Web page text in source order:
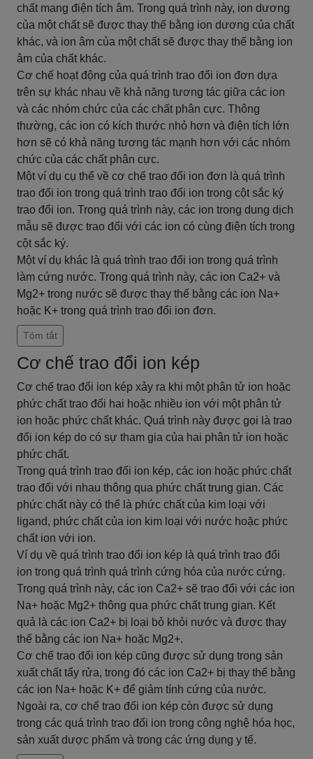
chất mang điện tích âm. Trong quá trình này, ion dương
của một chất sẽ được thay thế bằng ion dương của chất
khác, và ion âm của một chất sẽ được thay thế bằng ion
âm của chất khác.
Cơ chế hoạt động của quá trình trao đổi ion đơn dựa
trên sự khác nhau về khả năng tương tác giữa các ion
và các nhóm chức của các chất phân cực. Thông
thường, các ion có kích thước nhỏ hơn và điện tích lớn
hơn sẽ có khả năng tương tác mạnh hơn với các nhóm
chức của các chất phân cực.
Một ví dụ cụ thể về cơ chế trao đổi ion đơn là quá trình
trao đổi ion trong quá trình trao đổi ion trong cột sắc ký
trao đổi ion. Trong quá trình này, các ion trong dung dịch
mẫu sẽ được trao đổi với các ion có cùng điện tích trong
cột sắc ký.
Một ví dụ khác là quá trình trao đổi ion trong quá trình
làm cứng nước. Trong quá trình này, các ion Ca2+ và
Mg2+ trong nước sẽ được thay thế bằng các ion Na+
hoặc K+ trong quá trình trao đổi ion đơn.
Tóm tắt
Cơ chế trao đổi ion kép
Cơ chế trao đổi ion kép xảy ra khi một phân tử ion hoặc
phức chất trao đổi hai hoặc nhiều ion với một phân tử
ion hoặc phức chất khác. Quá trình này được gọi là trao
đổi ion kép do có sự tham gia của hai phân tử ion hoặc
phức chất.
Trong quá trình trao đổi ion kép, các ion hoặc phức chất
trao đổi với nhau thông qua phức chất trung gian. Các
phức chất này có thể là phức chất của kim loại với
ligand, phức chất của ion kim loại với nước hoặc phức
chất ion với ion.
Ví dụ về quá trình trao đổi ion kép là quá trình trao đổi
ion trong quá trình quá trình cứng hóa của nước cứng.
Trong quá trình này, các ion Ca2+ sẽ trao đổi với các ion
Na+ hoặc Mg2+ thông qua phức chất trung gian. Kết
quả là các ion Ca2+ bị loại bỏ khỏi nước và được thay
thế bằng các ion Na+ hoặc Mg2+.
Cơ chế trao đổi ion kép cũng được sử dụng trong sản
xuất chất tẩy rửa, trong đó các ion Ca2+ bị thay thế bằng
các ion Na+ hoặc K+ để giảm tính cứng của nước.
Ngoài ra, cơ chế trao đổi ion kép còn được sử dụng
trong các quá trình trao đổi ion trong công nghệ hóa học,
sản xuất dược phẩm và trong các ứng dụng y tế.